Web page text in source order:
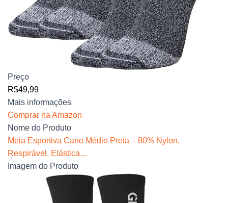
Preço
R$49,99
Mais informações
Comprar na Amazon
Nome do Produto
Meia Esportiva Cano Médio Preta – 80% Nylon,
Respirável, Elástica...
Imagem do Produto